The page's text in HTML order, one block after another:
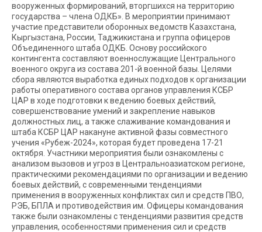
вооруженных формирований, вторгшихся на территорию
государства – члена ОДКБ». В мероприятии принимают
участие представители оборонных ведомств Казахстана,
Кыргызстана, России, Таджикистана и группа офицеров
Объединенного штаба ОДКБ. Основу российского
контингента составляют военнослужащие Центрального
военного округа из состава 201-й военной базы. Целями
сбора являются выработка единых подходов к организации
работы оперативного состава органов управления КСБР
ЦАР в ходе подготовки к ведению боевых действий,
совершенствование умений и закрепление навыков
должностных лиц, а также слаживание командования и
штаба КСБР ЦАР накануне активной фазы совместного
учения «Рубеж-2024», которая будет проведена 17-21
октября. Участники мероприятия были ознакомлены с
анализом вызовов и угроз в Центральноазиатском регионе,
практическими рекомендациями по организации и ведению
боевых действий, с современными тенденциями
применения в вооруженных конфликтах сил и средств ПВО,
РЭБ, БПЛА и противодействия им. Офицеры командования
также были ознакомлены с тенденциями развития средств
управления, особенностями применения сил и средств